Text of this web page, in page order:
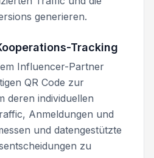
generieren.
Tracking
Influencer-Partner
QR Code zur
deren individuellen
Anmeldungen und
und datengestützte
zu